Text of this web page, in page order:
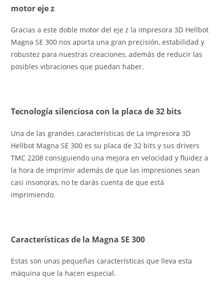
motor eje z
Gracias a este doble motor del eje z la impresora 3D Hellbot
Magna SE 300 nos aporta una gran precisión, estabilidad y
robustez para nuestras creaciones, además de reducir las
posibles vibraciones que puedan haber.
Tecnología silenciosa con la placa de 32 bits
Una de las grandes características de La Impresora 3D
Hellbot Magna SE 300 es su placa de 32 bits y sus drivers
TMC 2208 consiguiendo una mejora en velocidad y fluidez a
la hora de imprimir además de que las impresiones sean
casi insonoras, no te darás cuenta de que está
imprimiendo.
Características de la Magna SE 300
Estas son unas pequeñas características que lleva esta
máquina que la hacen especial.